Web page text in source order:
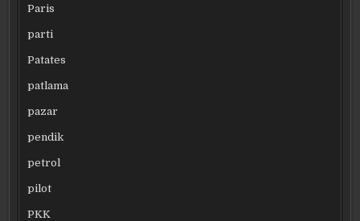
Paris
parti
Patates
patlama
pazar
pendik
petrol
pilot
PKK